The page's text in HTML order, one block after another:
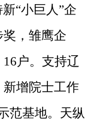
新“小巨人”企
奖，雏鹰企
16户。支持辽
新增院士工作
范基地。天纵